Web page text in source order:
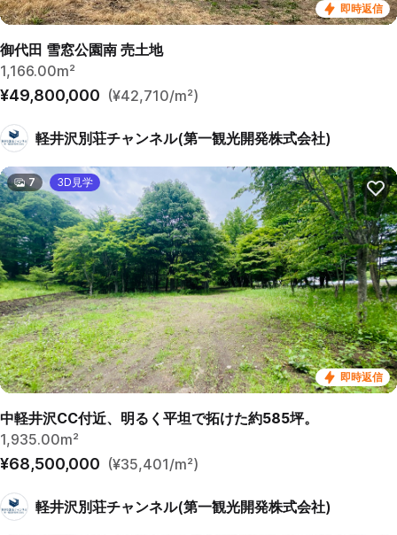
即時返信
御代田 雪窓公園南 売土地
1,166.00m²
¥49,800,000 (¥42,710/m²)
軽井沢別荘チャンネル(第一観光開発株式会社)
即時返信
7 3D見学
中軽井沢CC付近、明るく平坦で拓けた約585坪。
1,935.00m²
¥68,500,000 (¥35,401/m²)
軽井沢別荘チャンネル(第一観光開発株式会社)